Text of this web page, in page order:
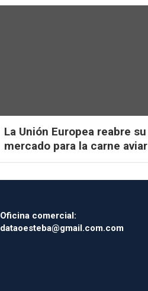
La Unión Europea reabre su
mercado para la carne aviar
Oficina comercial:
dataoesteba@gmail.com.com